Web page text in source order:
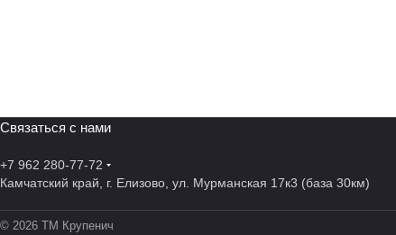
Связаться с нами
+7 962 280-77-72
Камчатский край, г. Елизово, ул. Мурманская 17к3 (база 30км)
© 2026 ТМ Крупенич